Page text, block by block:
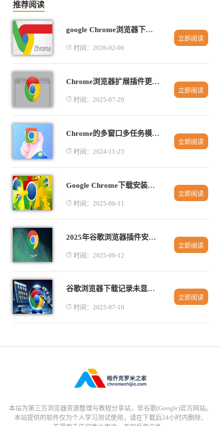
推荐阅读
google Chrome浏览器下载完成后网页开发者工具操作教程
时间：2026-02-06
立即阅读
Chrome浏览器扩展插件更新异常修复教程
时间：2025-07-29
立即阅读
Chrome的多窗口多任务模式设置
时间：2024-11-23
立即阅读
Google Chrome下载安装及缓存自动清理配置
时间：2025-06-11
立即阅读
2025年谷歌浏览器插件安装失败的解决方法
时间：2025-08-12
立即阅读
谷歌浏览器下载记录未显示在下载中心如何找回
时间：2025-07-10
立即阅读
本站为第三方浏览器资源整理与教程分享站，非谷歌(Google)官方网站。
本站提供的软件仅为个人学习测试使用，请在下载后24小时内删除，